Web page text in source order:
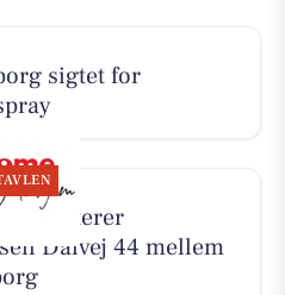
sigtet for
Dalvej 44 mellem